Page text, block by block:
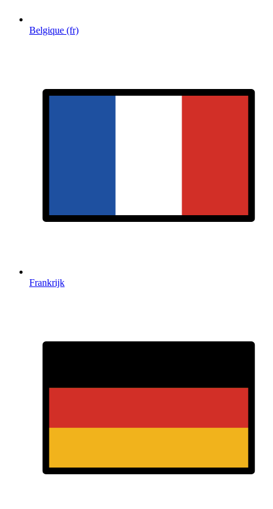
Belgique (fr)
Frankrijk